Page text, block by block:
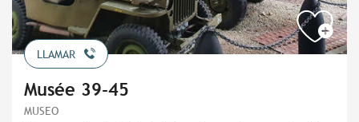
LLAMAR
Musée 39-45
MUSEO